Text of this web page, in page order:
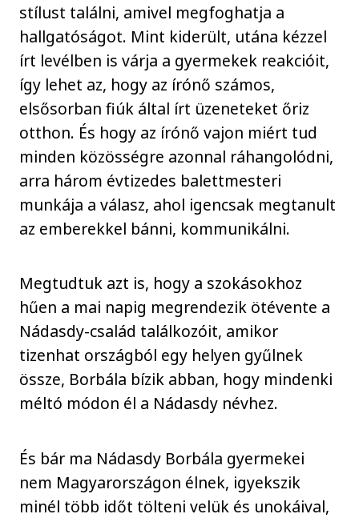
stílust találni, amivel megfoghatja a
hallgatóságot. Mint kiderült, utána kézzel
írt levélben is várja a gyermekek reakcióit,
így lehet az, hogy az írónő számos,
elsősorban fiúk által írt üzeneteket őriz
otthon. És hogy az írónő vajon miért tud
minden közösségre azonnal ráhangolódni,
arra három évtizedes balettmesteri
munkája a válasz, ahol igencsak megtanult
az emberekkel bánni, kommunikálni.
Megtudtuk azt is, hogy a szokásokhoz
hűen a mai napig megrendezik ötévente a
Nádasdy-család találkozóit, amikor
tizenhat országból egy helyen gyűlnek
össze, Borbála bízik abban, hogy mindenki
méltó módon él a Nádasdy névhez.
És bár ma Nádasdy Borbála gyermekei
nem Magyarországon élnek, igyekszik
minél több időt tölteni velük és unokáival,